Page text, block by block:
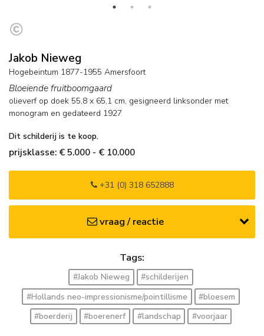
Jakob Nieweg
Hogebeintum 1877-1955 Amersfoort
Bloeiende fruitboomgaard
olieverf op doek 55,8 x 65,1 cm, gesigneerd linksonder met
monogram en gedateerd 1927
Dit schilderij is te koop.
prijsklasse: € 5.000 - € 10.000
+31 (0) 318 652888
vraag / reactie
Tags:
#Jakob Nieweg
#schilderijen
#Hollands neo-impressionisme/pointillisme
#bloesem
#boerderij
#boerenerf #landschap #voorjaar